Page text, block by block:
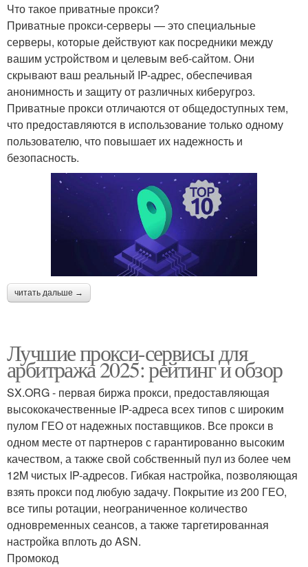
Что такое приватные прокси?
Приватные прокси-серверы — это специальные
серверы, которые действуют как посредники между
вашим устройством и целевым веб-сайтом. Они
скрывают ваш реальный IP-адрес, обеспечивая
анонимность и защиту от различных киберугроз.
Приватные прокси отличаются от общедоступных тем,
что предоставляются в использование только одному
пользователю, что повышает их надежность и
безопасность.
читать дальше →
Лучшие прокси-сервисы для
арбитража 2025: рейтинг и обзор
SX.ORG - первая биржа прокси, предоставляющая
высококачественные IP-адреса всех типов с широким
пулом ГЕО от надежных поставщиков. Все прокси в
одном месте от партнеров с гарантированно высоким
качеством, а также свой собственный пул из более чем
12M чистых IP-адресов. Гибкая настройка, позволяющая
взять прокси под любую задачу. Покрытие из 200 ГЕО,
все типы ротации, неограниченное количество
одновременных сеансов, а также таргетированная
настройка вплоть до ASN.
Промокод